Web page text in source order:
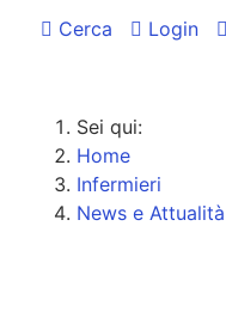
Cerca Login
Sei qui:
Home
Infermieri
News e Attualità